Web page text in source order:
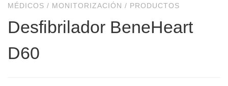
MÉDICOS / MONITORIZACIÓN / PRODUCTOS
Desfibrilador BeneHeart
D60